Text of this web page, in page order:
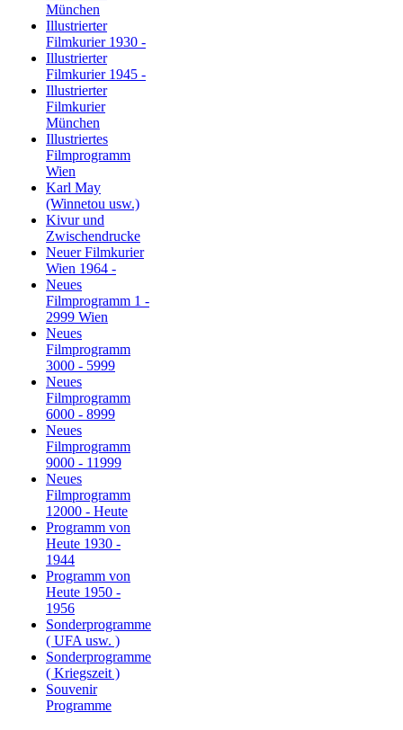
München
Illustrierter
Filmkurier 1930 -
Illustrierter
Filmkurier 1945 -
Illustrierter
Filmkurier
München
Illustriertes
Filmprogramm
Wien
Karl May
(Winnetou usw.)
Kivur und
Zwischendrucke
Neuer Filmkurier
Wien 1964 -
Neues
Filmprogramm 1 -
2999 Wien
Neues
Filmprogramm
3000 - 5999
Neues
Filmprogramm
6000 - 8999
Neues
Filmprogramm
9000 - 11999
Neues
Filmprogramm
12000 - Heute
Programm von
Heute 1930 -
1944
Programm von
Heute 1950 -
1956
Sonderprogramme
( UFA usw. )
Sonderprogramme
( Kriegszeit )
Souvenir
Programme